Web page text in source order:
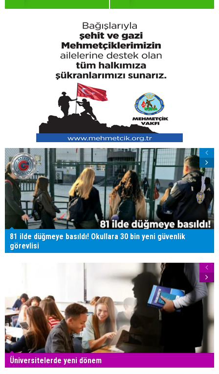
81 ilde düğmeye basıldı! Okullara 30 bin yeni güvenlik
görevlisi
Üniversitelerde yeni dönem